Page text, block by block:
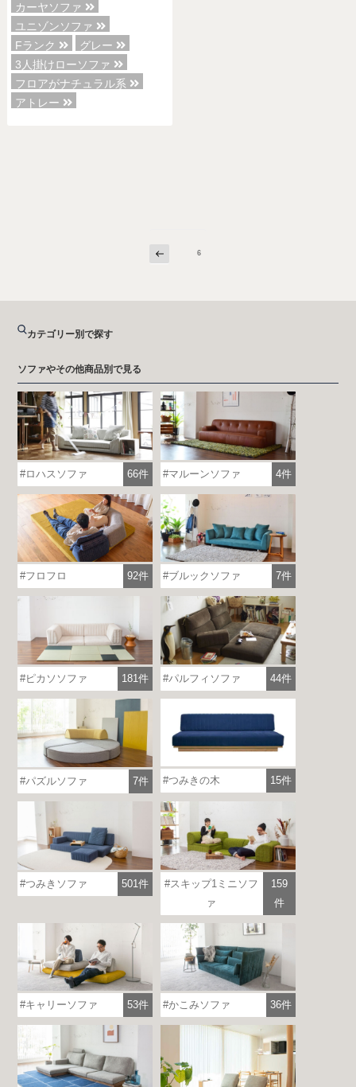
カーヤソファ
ユニゾンソファ
Fランク
グレー
3人掛けローソファ
フロアがナチュラル系
アトレー
投
り
前
の
ページ6
カテゴリー別で探す
ソファやその他商品別で見る
ロハスソファ 66件 マルーンソファ 4件
フロフロ 92件 ブルックソファ 7件
ピカソソファ 181件 パルフィソファ 44件
パズルソファ 7件 つみきの木 15件
つみきソファ 501件
スキップ1ミニソフ
ァ
159
件
キャリーソファ 53件 かこみソファ 36件